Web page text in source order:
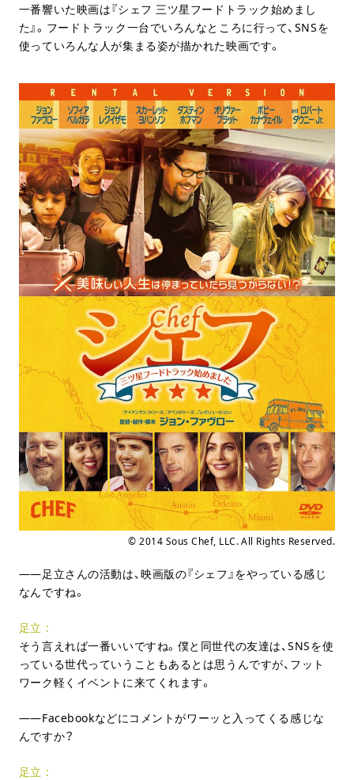
一番響いた映画は『シェフ 三ツ星フードトラック始めまし
た』。フードトラック一台でいろんなところに行って、SNSを
使っていろんな人が集まる姿が描かれた映画です。
© 2014 Sous Chef, LLC. All Rights Reserved.
足立さんの活動は、映画版の『シェフ』をやっている感じ
なんですね。
足立
そう言えれば一番いいですね。僕と同世代の友達は、SNSを使
っている世代っていうこともあるとは思うんですが、フット
ワーク軽くイベントに来てくれます。
Facebookなどにコメントがワーッと入ってくる感じな
んですか？
足立